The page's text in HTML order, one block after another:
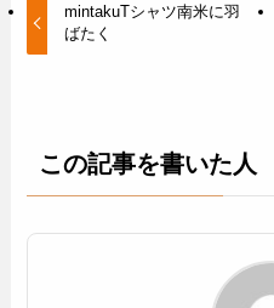
mintakuTシャツ南米に羽
ばたく
この記事を書いた人